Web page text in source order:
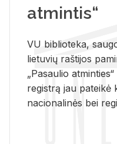
atmintis“
VU biblioteka,
lietuvių raštijos
„Pasaulio
registrą jau pateikė
nacionalinės bei